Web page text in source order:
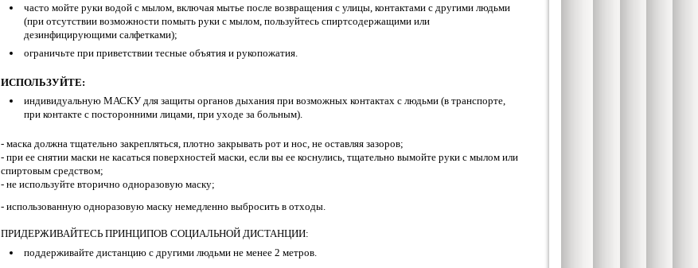
часто мойте руки водой с мылом, включая мытье после возвращения с улицы, контактами с другими людьми
(при отсутствии возможности помыть руки с мылом, пользуйтесь спиртсодержащими или
дезинфицирующими салфетками);
ограничьте при приветствии тесные объятия и рукопожатия.
ИСПОЛЬЗУЙТЕ:
индивидуальную МАСКУ для защиты органов дыхания при возможных контактах с людьми (в транспорте,
при контакте с посторонними лицами, при уходе за больным).
- маска должна тщательно закрепляться, плотно закрывать рот и нос, не оставляя зазоров;
- при ее снятии маски не касаться поверхностей маски, если вы ее коснулись, тщательно вымойте руки с мылом или
спиртовым средством;
- не используйте вторично одноразовую маску;
- использованную одноразовую маску немедленно выбросить в отходы.
ПРИДЕРЖИВАЙТЕСЬ ПРИНЦИПОВ СОЦИАЛЬНОЙ ДИСТАНЦИИ:
поддерживайте дистанцию с другими людьми не менее 2 метров.